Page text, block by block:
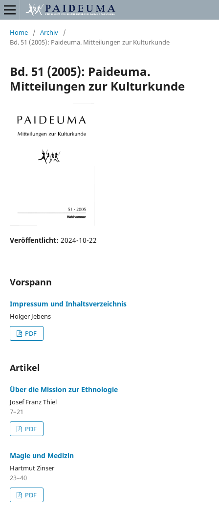
Home / Archiv
/
Bd. 51 (2005): Paideuma. Mitteilungen zur Kulturkunde
Bd. 51 (2005): Paideuma.
Mitteilungen zur Kulturkunde
Veröffentlicht: 2024-10-22
Vorspann
Impressum und Inhaltsverzeichnis
Holger Jebens
PDF
Artikel
Über die Mission zur Ethnologie
Josef Franz Thiel
7–21
PDF
Magie und Medizin
Hartmut Zinser
23–40
PDF